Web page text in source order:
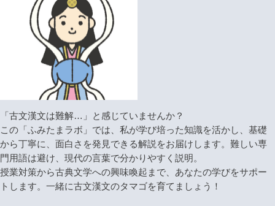
「古文漢文は難解…」と感じていませんか？
この「ふみたまラボ」では、私が学び培った知識を活かし、基礎
から丁寧に、面白さを発見できる解説をお届けします。難しい専
門用語は避け、現代の言葉で分かりやすく説明。
授業対策から古典文学への興味喚起まで、あなたの学びをサポー
トします。一緒に古文漢文のタマゴを育てましょう！